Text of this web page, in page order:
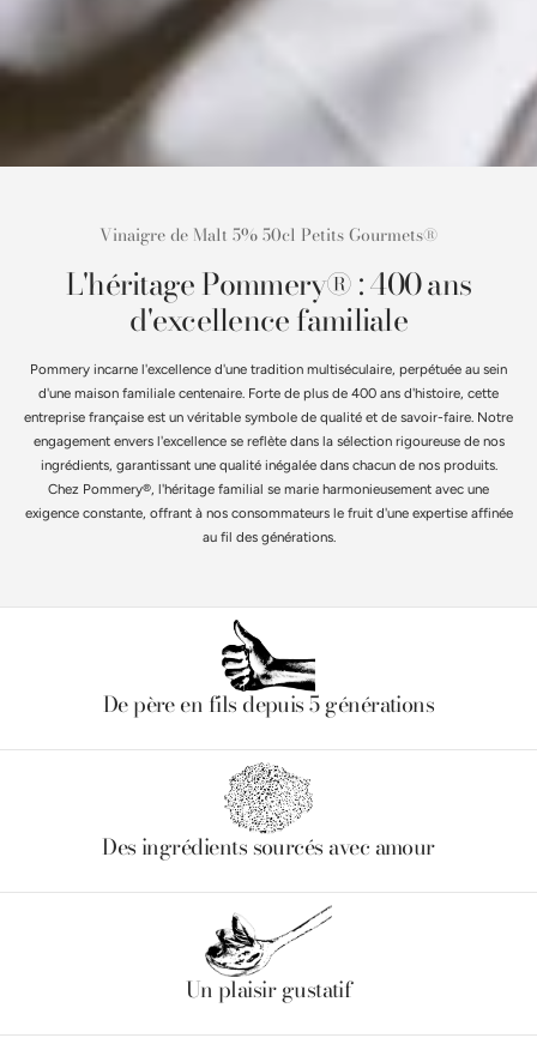
Vinaigre de Malt 5% 50cl Petits Gourmets®
L'héritage Pommery® : 400 ans
d'excellence familiale
Pommery incarne l'excellence d'une tradition multiséculaire, perpétuée au sein
d'une maison familiale centenaire. Forte de plus de 400 ans d'histoire, cette
entreprise française est un véritable symbole de qualité et de savoir-faire. Notre
engagement envers l'excellence se reflète dans la sélection rigoureuse de nos
ingrédients, garantissant une qualité inégalée dans chacun de nos produits.
Chez Pommery®, l'héritage familial se marie harmonieusement avec une
exigence constante, offrant à nos consommateurs le fruit d'une expertise affinée
au fil des générations.
De père en fils depuis 5 générations
Des ingrédients sourcés avec amour
Un plaisir gustatif